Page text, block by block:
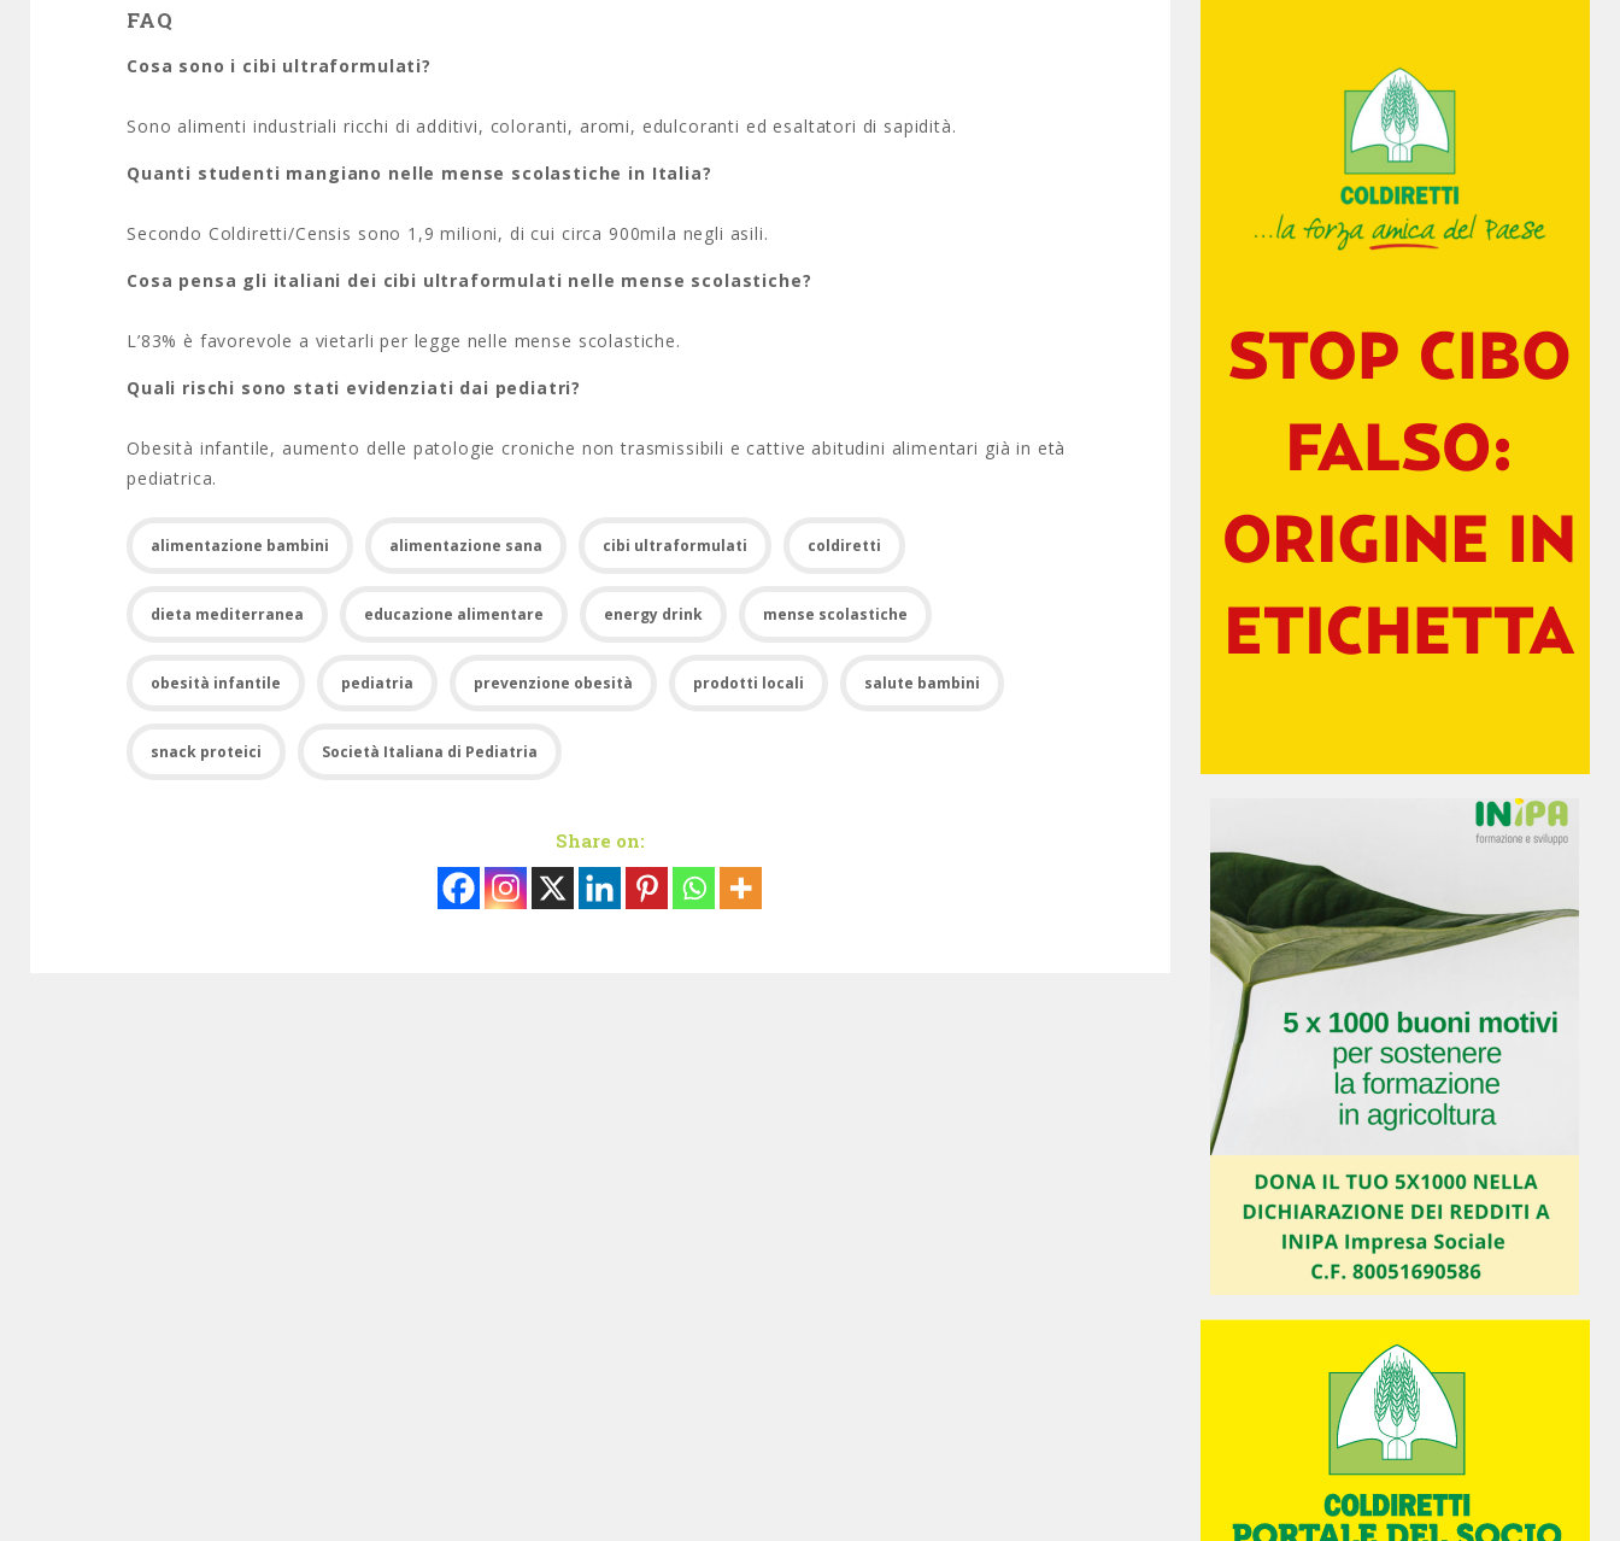
FAQ
Cosa sono i cibi ultraformulati?
Sono alimenti industriali ricchi di additivi, coloranti, aromi, edulcoranti ed esaltatori di sapidità.
Quanti studenti mangiano nelle mense scolastiche in Italia?
Secondo Coldiretti/Censis sono 1,9 milioni, di cui circa 900mila negli asili.
Cosa pensa gli italiani dei cibi ultraformulati nelle mense scolastiche?
L’83% è favorevole a vietarli per legge nelle mense scolastiche.
Quali rischi sono stati evidenziati dai pediatri?
Obesità infantile, aumento delle patologie croniche non trasmissibili e cattive abitudini alimentari già in età
pediatrica.
alimentazione bambini alimentazione sana cibi ultraformulati coldiretti
dieta mediterranea educazione alimentare energy drink mense scolastiche
obesità infantile pediatria prevenzione obesità prodotti locali salute bambini
snack proteici Società Italiana di Pediatria
Share on: